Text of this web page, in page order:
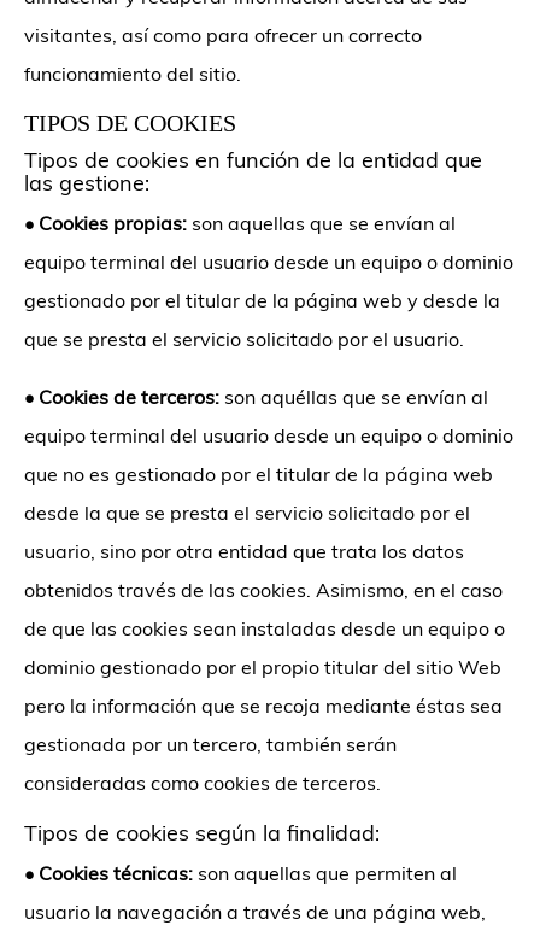
visitantes, así como para ofrecer un correcto
funcionamiento del sitio.
TIPOS DE COOKIES
Tipos de cookies en función de la entidad que
las gestione:
• Cookies propias: son aquellas que se envían al
equipo terminal del usuario desde un equipo o dominio
gestionado por el titular de la página web y desde la
que se presta el servicio solicitado por el usuario.
• Cookies de terceros: son aquéllas que se envían al
equipo terminal del usuario desde un equipo o dominio
que no es gestionado por el titular de la página web
desde la que se presta el servicio solicitado por el
usuario, sino por otra entidad que trata los datos
obtenidos través de las cookies. Asimismo, en el caso
de que las cookies sean instaladas desde un equipo o
dominio gestionado por el propio titular del sitio Web
pero la información que se recoja mediante éstas sea
gestionada por un tercero, también serán
consideradas como cookies de terceros.
Tipos de cookies según la finalidad:
• Cookies técnicas: son aquellas que permiten al
usuario la navegación a través de una página web,